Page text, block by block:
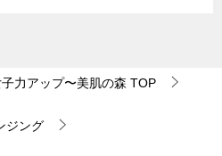
力アップ〜美肌の森 TOP
ジング